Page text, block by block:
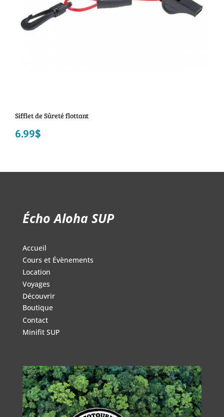
Sifflet de Sûreté flottant
6.99$
Écho Aloha SUP
Accueil
Cours et Évènements
Location
Voyages
Découvrir
Boutique
Contact
Minifit SUP